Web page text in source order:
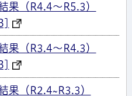
果（R4.4～R5.3）
果（R3.4～R4.3）
果（R2.4~R3.3）